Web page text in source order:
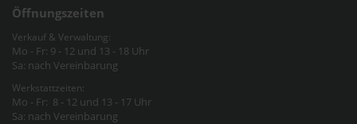
Öffnungszeiten
Verkauf & Verwaltung:
Mo - Fr: 9 - 12 und 13 - 18 Uhr
Sa: nach Vereinbarung
Werkstattzeiten:
Mo - Fr: 8 - 12 und 13 - 17 Uhr
Sa: nach Vereinbarung